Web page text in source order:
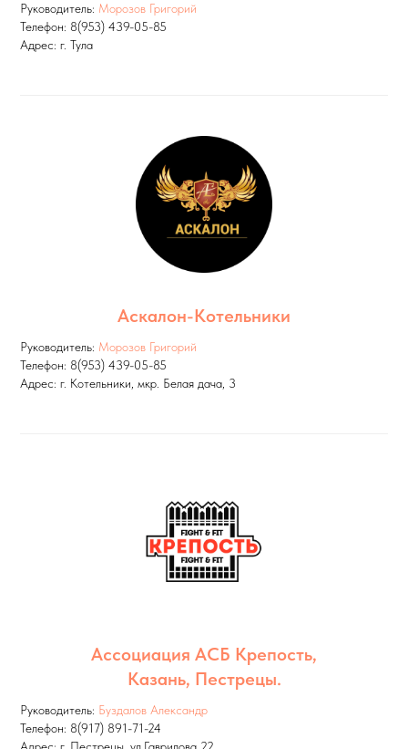
Руководитель: Морозов Григорий
Телефон: 8(953) 439-05-85
Адрес: г. Тула
Аскалон-Котельники
Руководитель: Морозов Григорий
Телефон: 8(953) 439-05-85
Адрес: г. Котельники, мкр. Белая дача, 3
Ассоциация АСБ Крепость,
Казань, Пестрецы.
Руководитель: Буздалов Александр
Телефон: 8(917) 891-71-24